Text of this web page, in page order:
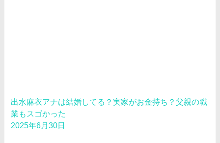
出水麻衣アナは結婚してる？実家がお金持ち？父親の職
業もスゴかった
2025年6月30日